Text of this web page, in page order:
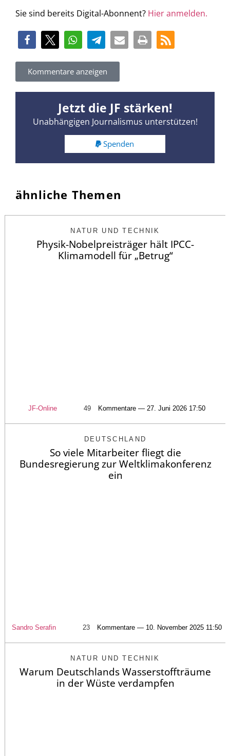
Sie sind bereits Digital-Abonnent? Hier anmelden.
Kommentare anzeigen
Jetzt die JF stärken!
Unabhängigen Journalismus unterstützen!
Spenden
ähnliche Themen
NATUR UND TECHNIK
Physik-Nobelpreisträger hält IPCC-
Klimamodell für „Betrug“
JF-Online 49 Kommentare — 27. Juni 2026 17:50
DEUTSCHLAND
So viele Mitarbeiter fliegt die
Bundesregierung zur Weltklimakonferenz
ein
Sandro Serafin 23 Kommentare — 10. November 2025 11:50
NATUR UND TECHNIK
Warum Deutschlands Wasserstoffträume
in der Wüste verdampfen